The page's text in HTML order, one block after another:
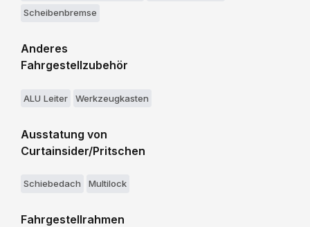
Scheibenbremse
Anderes
Fahrgestellzubehör
ALU Leiter Werkzeugkasten
Ausstatung von
Curtainsider/Pritschen
Schiebedach Multilock
Fahrgestellrahmen